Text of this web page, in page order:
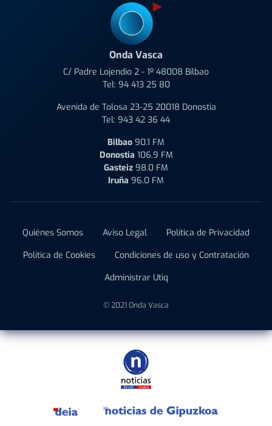
Onda Vasca
C/ Padre Lojendio 2 - 1º 48008 Bilbao
Tel: 94 413 25 80
Avenida de Tolosa 23-25 20018 Donostia
Tel: 943 42 36 44
Bilbao 90.1 FM
Donostia 106.9 FM
Gasteiz 98.0 FM
Iruña 96.0 FM
Quiénes Somos Aviso Legal
Política de Privacidad
Política de Cookies
Condiciones de uso y Contratación
Administrar Utiq
© 2021 Onda Vasca